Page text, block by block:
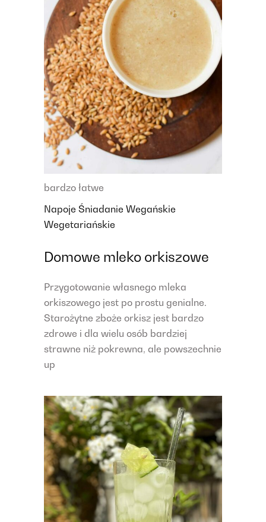
bardzo łatwe
Napoje Śniadanie Wegańskie
Wegetariańskie
Domowe mleko orkiszowe
Przygotowanie własnego mleka
orkiszowego jest po prostu genialne.
Starożytne zboże orkisz jest bardzo
zdrowe i dla wielu osób bardziej
strawne niż pokrewna, ale powszechnie
up